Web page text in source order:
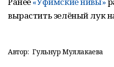
вырастить зелёный лук
Автор: Гульнур Муллакаева